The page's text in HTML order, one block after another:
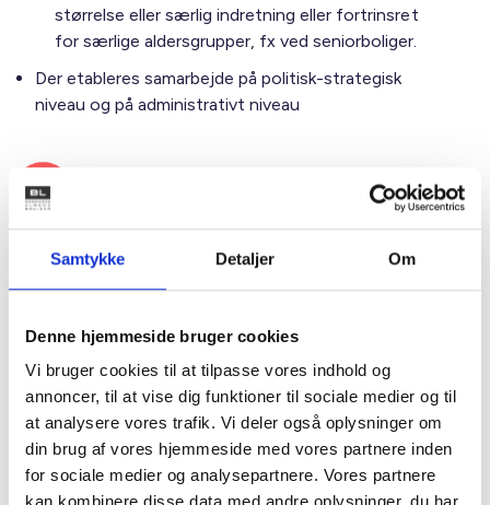
Samtykke Detaljer Om
Denne hjemmeside bruger cookies
Vi bruger cookies til at tilpasse vores indhold og
annoncer, til at vise dig funktioner til sociale medier og til
at analysere vores trafik. Vi deler også oplysninger om
din brug af vores hjemmeside med vores partnere inden
for sociale medier og analysepartnere. Vores partnere
størrelse eller særlig indretning eller fortrinsret
for særlige aldersgrupper, fx ved seniorboliger.
Der etableres samarbejde på politisk-strategisk
niveau og på administrativt niveau
Se hele aftalen her